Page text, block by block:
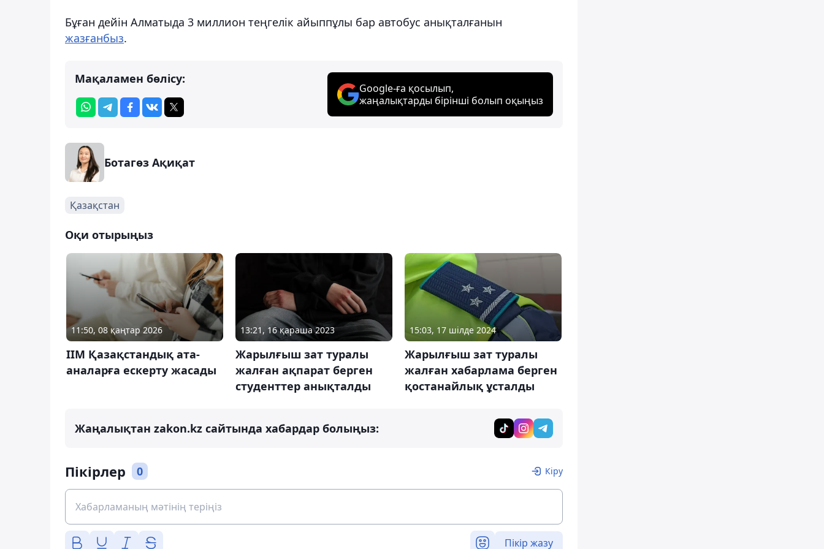
Бұған дейін Алматыда 3 миллион теңгелік айыппұлы бар автобус анықталғанын
жазғанбыз.
Мақаламен бөлісу:
Google-ға қосылып,
жаңалықтарды бірінші болып оқыңыз
Ботагөз Ақиқат
Қазақстан
Оқи отырыңыз
11:50, 08 қаңтар 2026
ІІМ Қазақстандық ата-
аналарға ескерту жасады
13:21, 16 қараша 2023
Жарылғыш зат туралы
жалған ақпарат берген
студенттер анықталды
15:03, 17 шілде 2024
Жарылғыш зат туралы
жалған хабарлама берген
қостанайлық ұсталды
Жаңалықтан zakon.kz сайтында хабардар болыңыз:
Пікірлер 0 Кіру
Пікір жазу